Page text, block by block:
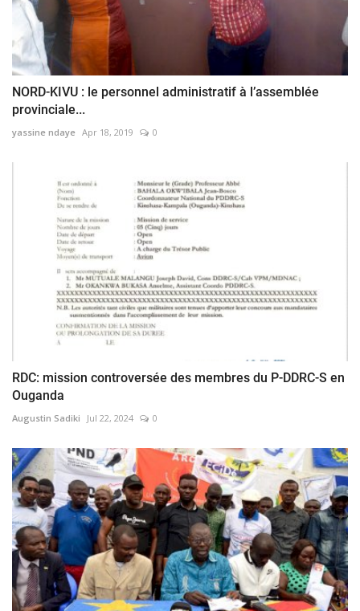
NORD-KIVU : le personnel administratif à l’assemblée
provinciale...
yassine ndaye Apr 18, 2019 0
RDC: mission controversée des membres du P-DDRC-S en
Ouganda
Augustin Sadiki Jul 22, 2024 0